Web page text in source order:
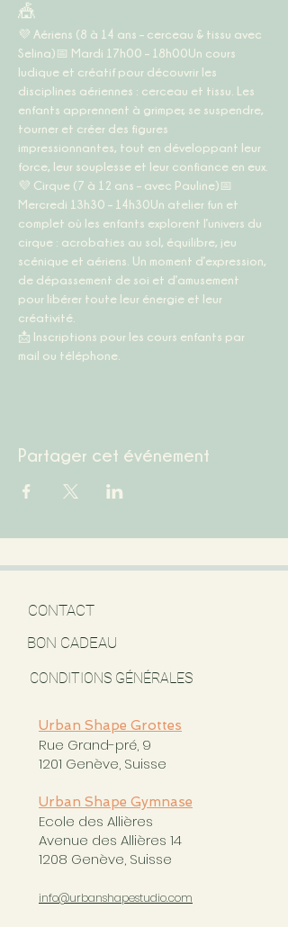
🎪
💜 Aériens (8 à 14 ans – cerceau & tissu avec
Selina) 📅 Mardi 17h00 – 18h00Un cours
ludique et créatif pour découvrir les
disciplines aériennes : cerceau et tissu. Les
enfants apprennent à grimper, se suspendre,
tourner et créer des figures
impressionnantes, tout en développant leur
force, leur souplesse et leur confiance en eux.
💜 Cirque (7 à 12 ans – avec Pauline) 📅
Mercredi 13h30 – 14h30Un atelier fun et
complet où les enfants explorent l’univers du
cirque : acrobaties au sol, équilibre, jeu
scénique et aériens. Un moment d’expression,
de dépassement de soi et d’amusement
pour libérer toute leur énergie et leur
créativité.
📩 Inscriptions pour les cours enfants par
mail ou téléphone.
Partager cet événement
CONTACT
BON CADEAU
CONDITIONS GÉNÉRALES
Urban Shape Grottes
Rue Grand-pré, 9
1201 Genève, Suisse
Urban Shape Gymnase
Ecole des Allières
Avenue des Allières 14
1208 Genève, Suisse
info@urbanshapestudio.com